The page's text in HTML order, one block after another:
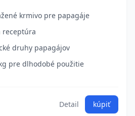
krmivo pre papagáje
receptúra
druhy papagájov
pre dlhodobé použitie
Detail kúpiť